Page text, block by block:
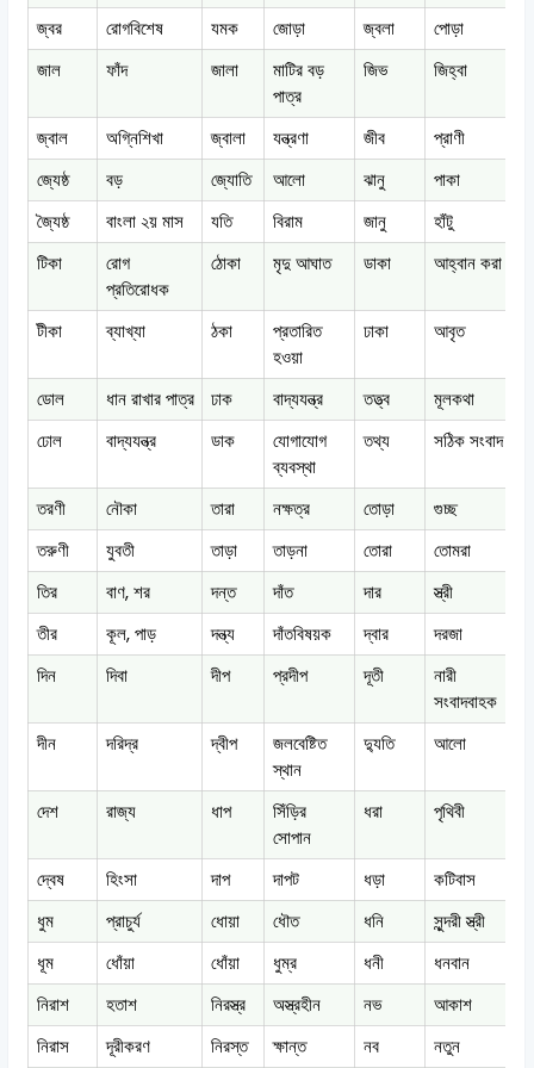
জ্বর রোগবিশেষ যমক জোড়া জ্বলা পোড়া
জাল
ফাঁদ জালা
মাটির বড়
পাত্র
জিভ জিহ্বা
জ্বাল অগ্নিশিখা জ্বালা যন্ত্রণা জীব প্রাণী
জ্যেষ্ঠ
বড় জ্যোতি আলো ঝানু পাকা
জ্যৈষ্ঠ
বাংলা ২য় মাস যতি বিরাম জানু হাঁটু
টিকা
রোগ
প্রতিরোধক
ঠোকা মৃদু আঘাত ডাকা আহ্বান করা
টীকা ব্যাখ্যা ঠকা
প্রতারিত
হওয়া
ঢাকা আবৃত
ডোল ধান রাখার পাত্র ঢাক বাদ্যযন্ত্র তত্ত্ব মূলকথা
ঢোল
বাদ্যযন্ত্র ডাক
যোগাযোগ
ব্যবস্থা
তথ্য সঠিক সংবাদ
তরণী নৌকা তারা নক্ষত্র তোড়া গুচ্ছ
তরুণী
যুবতী তাড়া তাড়না তোরা তোমরা
তির
বাণ, শর দন্ত দাঁত দার স্ত্রী
তীর
কূল, পাড় দন্ত্য দাঁতবিষয়ক দ্বার দরজা
দিন
দিবা দীপ প্রদীপ দূতী
নারী
সংবাদবাহক
দীন দরিদ্র দ্বীপ
জলবেষ্টিত
স্থান
দ্যুতি আলো
দেশ রাজ্য ধাপ
সিঁড়ির
সোপান
ধরা পৃথিবী
দ্বেষ হিংসা দাপ দাপট ধড়া কটিবাস
ধুম
প্রাচুর্য ধোয়া ধৌত ধনি সুন্দরী স্ত্রী
ধূম
ধোঁয়া ধোঁয়া ধুম্র ধনী ধনবান
নিরাশ
হতাশ নিরস্ত্র অস্ত্রহীন নভ আকাশ
নিরাস
দূরীকরণ নিরস্ত ক্ষান্ত নব নতুন